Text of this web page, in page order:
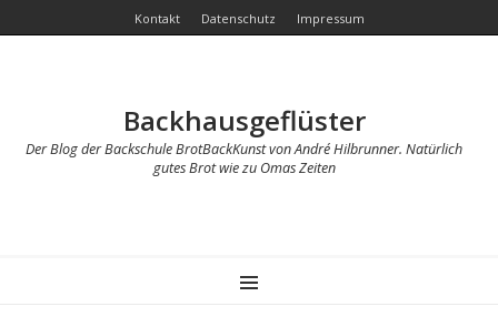
Kontakt Datenschutz Impressum
Backhausgeflüster
Der Blog der Backschule BrotBackKunst von André Hilbrunner. Natürlich
gutes Brot wie zu Omas Zeiten
MENU